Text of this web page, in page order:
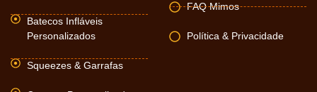
Batecos Infláveis
Personalizados
Squeezes & Garrafas
FAQ Mimos
Política & Privacidade